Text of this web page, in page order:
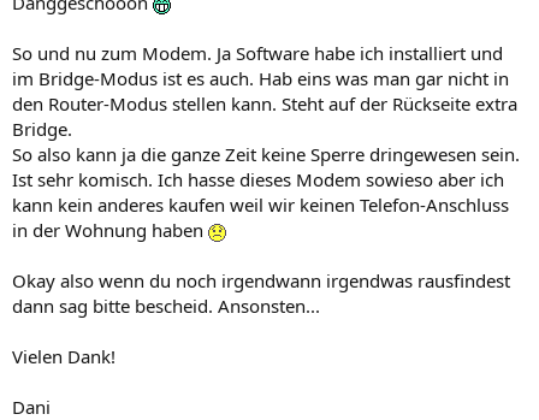
So und nu zum Modem. Ja Software habe ich installiert und
im Bridge-Modus ist es auch. Hab eins was man gar nicht in
den Router-Modus stellen kann. Steht auf der Rückseite extra
Bridge.
So also kann ja die ganze Zeit keine Sperre dringewesen sein.
Ist sehr komisch. Ich hasse dieses Modem sowieso aber ich
kann kein anderes kaufen weil wir keinen Telefon-Anschluss
in der Wohnung haben
Okay also wenn du noch irgendwann irgendwas rausfindest
dann sag bitte bescheid. Ansonsten...
Vielen Dank!
Dani